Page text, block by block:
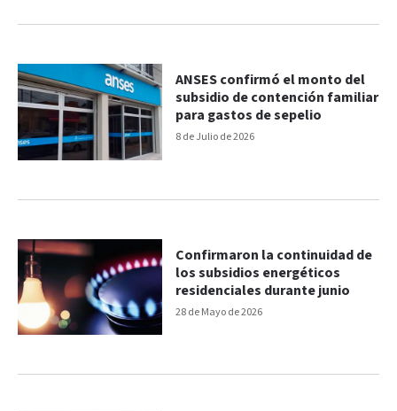
8 de Julio de 2026
ANSES confirmó el monto del
subsidio de contención familiar
para gastos de sepelio
28 de Mayo de 2026
Confirmaron la continuidad de
los subsidios energéticos
residenciales durante junio